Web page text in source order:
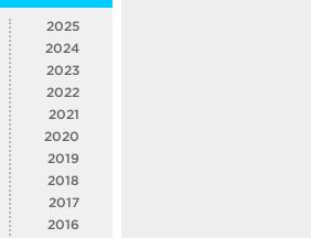
2025
2024
2023
2022
2021
2020
2019
2018
2017
2016